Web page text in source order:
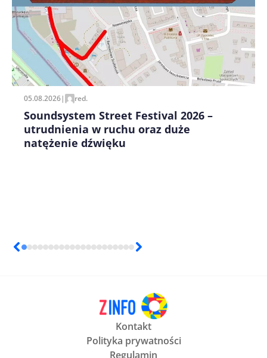
Zapamiętaj moje dane w tej przeglądarce podczas
pisania kolejnych komentarzy.
05.08.2026| red.
Soundsystem Street Festival 2026 –
utrudnienia w ruchu oraz duże
natężenie dźwięku
Kontakt
Polityka prywatności
Regulamin